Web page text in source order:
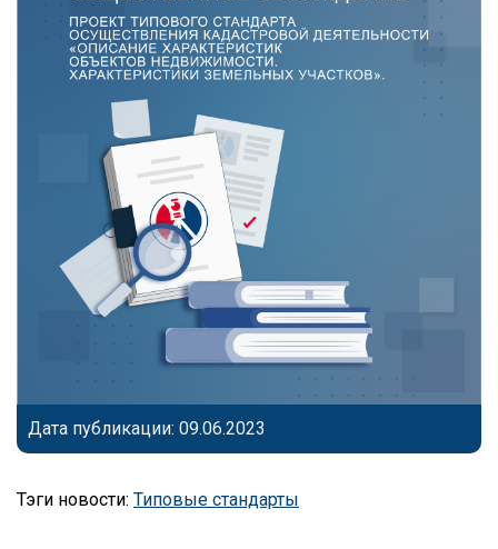
Дата публикации: 09.06.2023
Тэги новости: Типовые стандарты